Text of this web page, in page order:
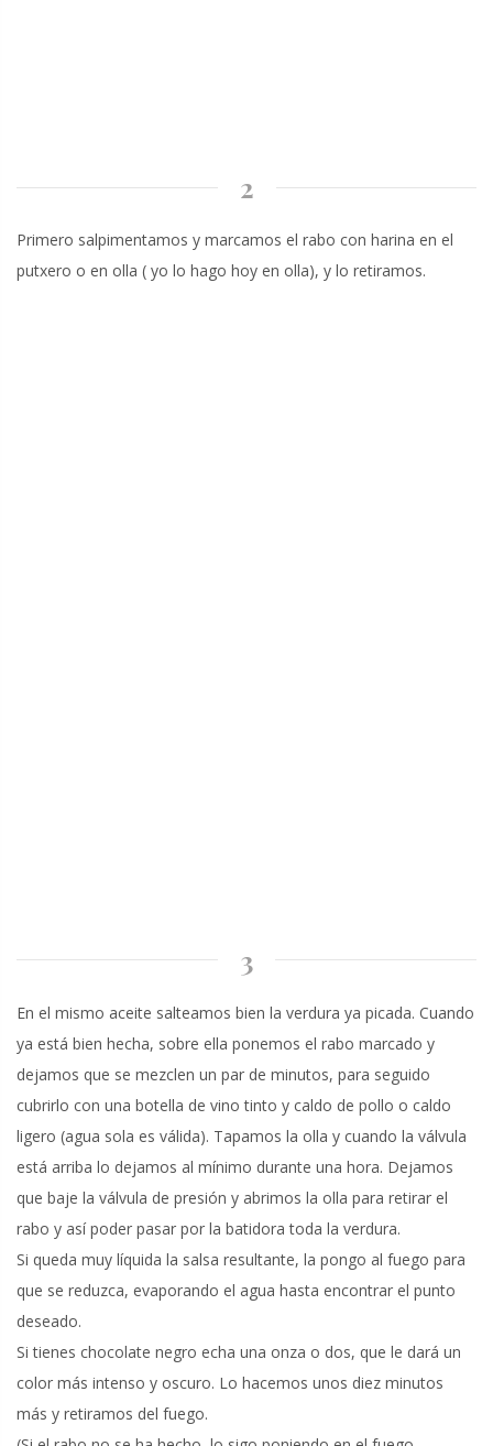
2
Primero salpimentamos y marcamos el rabo con harina en el
putxero o en olla ( yo lo hago hoy en olla), y lo retiramos.
3
En el mismo aceite salteamos bien la verdura ya picada. Cuando
ya está bien hecha, sobre ella ponemos el rabo marcado y
dejamos que se mezclen un par de minutos, para seguido
cubrirlo con una botella de vino tinto y caldo de pollo o caldo
ligero (agua sola es válida). Tapamos la olla y cuando la válvula
está arriba lo dejamos al mínimo durante una hora. Dejamos
que baje la válvula de presión y abrimos la olla para retirar el
rabo y así poder pasar por la batidora toda la verdura.
Si queda muy líquida la salsa resultante, la pongo al fuego para
que se reduzca, evaporando el agua hasta encontrar el punto
deseado.
Si tienes chocolate negro echa una onza o dos, que le dará un
color más intenso y oscuro. Lo hacemos unos diez minutos
más y retiramos del fuego.